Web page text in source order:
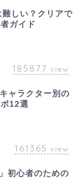
しい？クリアで
ガイド
185877 view
ャラクター別の
12選
161365 view
初心者のための